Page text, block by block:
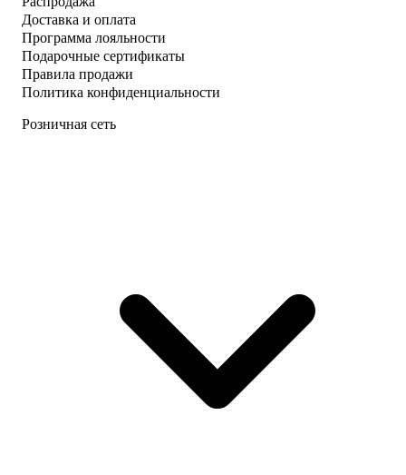
Доставка и оплата
Программа лояльности
Подарочные сертификаты
Правила продажи
Политика конфиденциальности
Розничная сеть